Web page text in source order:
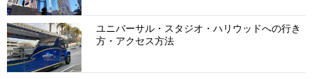
ユニバーサル・スタジオ・ハリウッドへの行き
方・アクセス方法